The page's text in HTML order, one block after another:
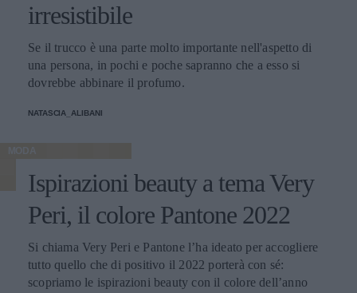
irresistibile
Se il trucco è una parte molto importante nell'aspetto di
una persona, in pochi e poche sapranno che a esso si
dovrebbe abbinare il profumo.
NATASCIA_ALIBANI
MODA
Ispirazioni beauty a tema Very
Peri, il colore Pantone 2022
Si chiama Very Peri e Pantone l’ha ideato per accogliere
tutto quello che di positivo il 2022 porterà con sé:
scopriamo le ispirazioni beauty con il colore dell’anno